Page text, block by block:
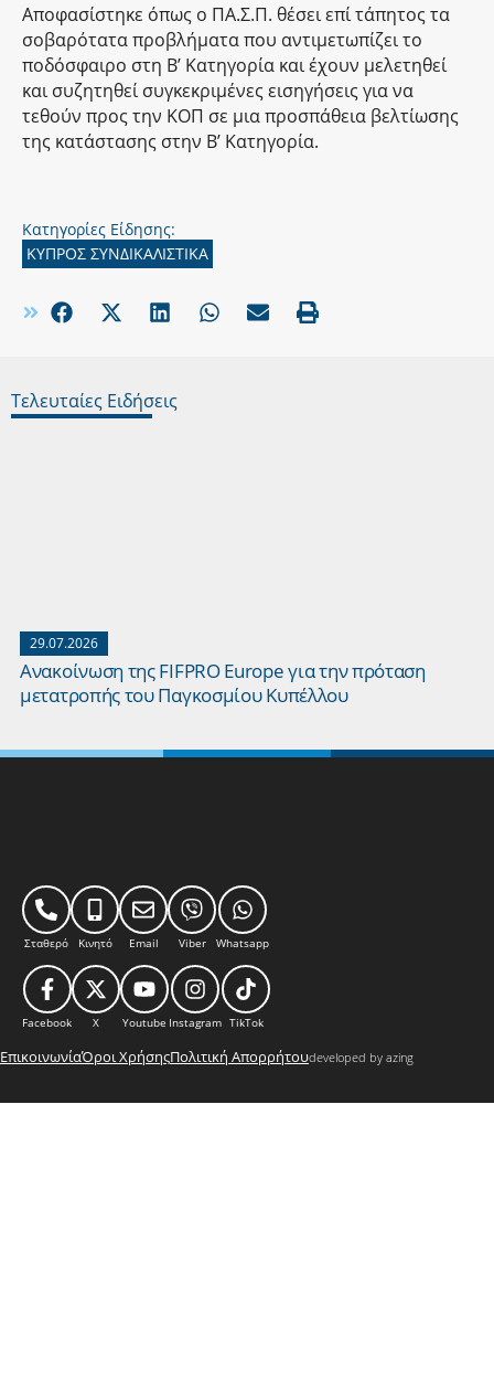
Αποφασίστηκε όπως ο ΠΑ.Σ.Π. θέσει επί τάπητος τα
σοβαρότατα προβλήματα που αντιμετωπίζει το
ποδόσφαιρο στη Β’ Κατηγορία και έχουν μελετηθεί
και συζητηθεί συγκεκριμένες εισηγήσεις για να
τεθούν προς την ΚΟΠ σε μια προσπάθεια βελτίωσης
της κατάστασης στην Β’ Κατηγορία.
Κατηγορίες Είδησης:
ΚΥΠΡΟΣ ΣΥΝΔΙΚΑΛΙΣΤΙΚΑ
Τελευταίες Ειδήσεις
29.07.2026
Ανακοίνωση της FIFPRO Europe για την πρόταση
μετατροπής του Παγκοσμίου Κυπέλλου
Σταθερό Κινητό Email Viber Whatsapp
Facebook X Youtube Instagram TikTok
ΕπικοινωνίαΌροι ΧρήσηςΠολιτική Απορρήτουdeveloped by azing